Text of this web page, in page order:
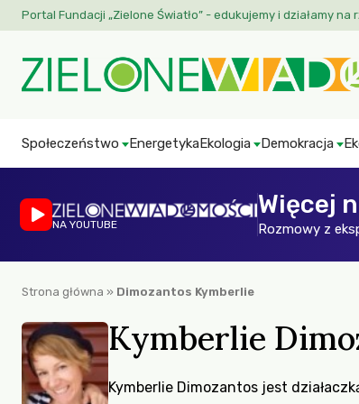
Portal Fundacji „Zielone Światło” - edukujemy i działamy na
Społeczeństwo EnergetykaEkologia Demokracja
NA YOUTUBE
Więcej
Rozmowy z
Strona główna » Dimozantos Kymberlie
Kymberlie
Kymberlie Dimozantos jest